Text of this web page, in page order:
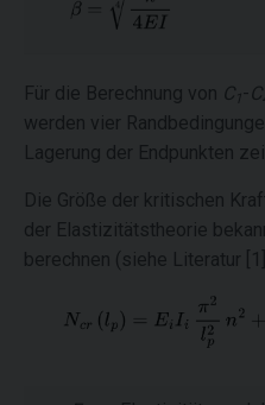
Für die Berechnung von C 1-C
werden vier
Lagerung der Endpunkten
Die Größe der kritischen
der Elastizitätstheorie
berechnen (siehe Literatur